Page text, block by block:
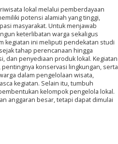
lokal melalui pemberdayaan
potensi alamiah yang tinggi,
masyarakat. Untuk menjawab
keterlibatan warga sekaligus
kegiatan ini meliputi pendekatan studi
tahap perencanaan hingga
dan penyediaan produk lokal. Kegiatan
konservasi lingkungan, serta
dalam pengelolaan wisata,
kegiatan. Selain itu, tumbuh
kelompok pengelola lokal.
anggaran besar, tetapi dapat dimulai